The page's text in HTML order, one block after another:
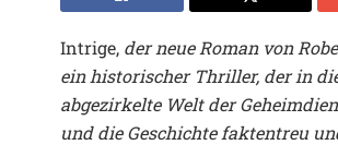
Intrige, der neue Roman von
ein historischer Thriller, der in
abgezirkelte Welt der
und die Geschichte faktentreu